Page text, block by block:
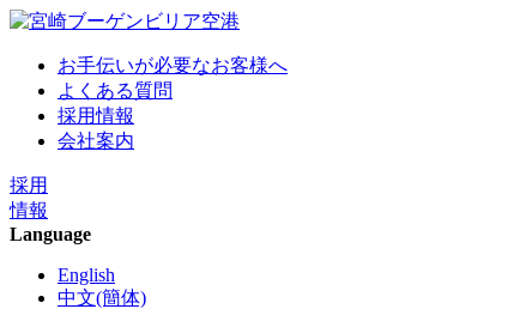
お手伝いが必要なお客様へ
よくある質問
採用情報
会社案内
採用
情報
Language
English
中文(簡体)